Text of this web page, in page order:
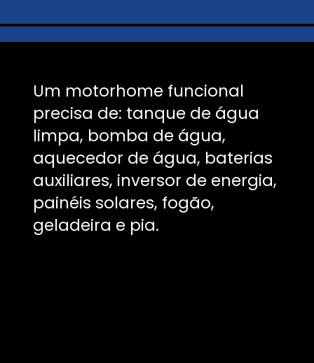
Um motorhome funcional
precisa de: tanque de água
limpa, bomba de água,
aquecedor de água, baterias
auxiliares, inversor de energia,
painéis solares, fogão,
geladeira e pia.